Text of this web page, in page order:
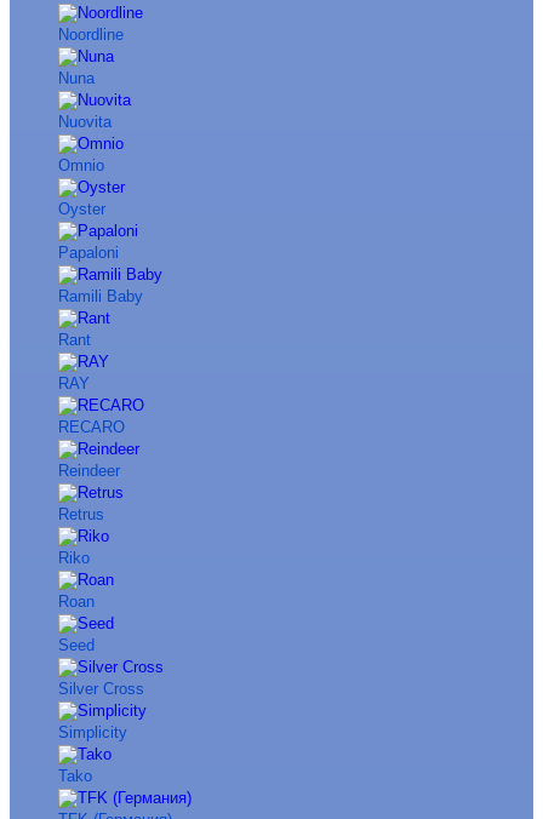
Noordline
Nuna
Nuovita
Omnio
Oyster
Papaloni
Ramili Baby
Rant
RAY
RECARO
Reindeer
Retrus
Riko
Roan
Seed
Silver Cross
Simplicity
Tako